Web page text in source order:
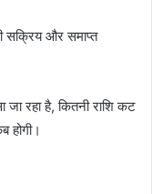
सक्रिय और समाप्त
रहा है, कितनी राशि कट
होगी।